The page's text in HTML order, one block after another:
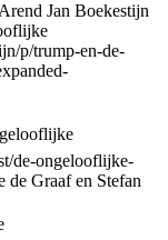
Jan Boekestijn
p/trump-en-de-
de-ongelooflijke-
de Graaf en Stefan